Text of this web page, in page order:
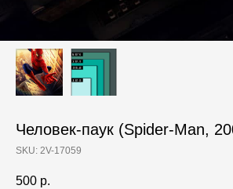
Человек-паук (Spider-Man,
SKU: 2V-17059
500 р.